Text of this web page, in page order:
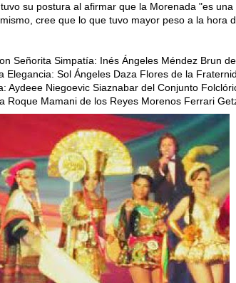
su postura al afirmar que la Morenada "es una
cree que lo que tuvo mayor peso a la hora
Señorita Simpatía: Inés Ángeles Méndez Brun de
Elegancia: Sol Ángeles Daza Flores de la
Aydeee Niegoevic Siaznabar del Conjunto
Roque Mamani de los Reyes Morenos Ferrari